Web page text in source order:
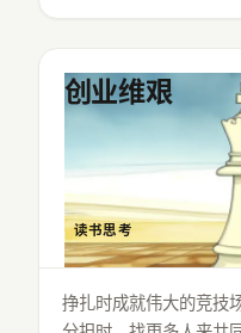
创业维艰
读书思考
挣扎时成就伟大的竞